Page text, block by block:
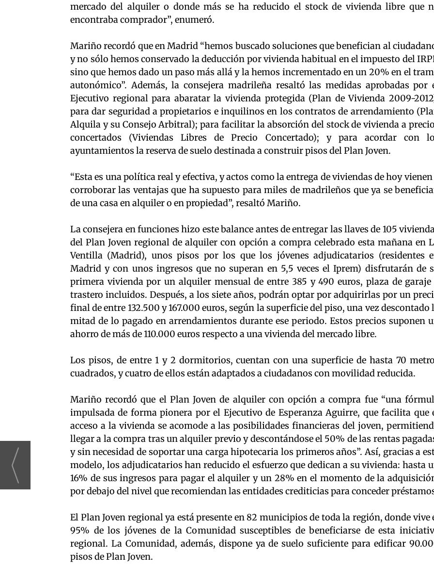
mercado del alquiler o donde más se ha reducido el stock de vivienda libre que
encontraba comprador”, enumeró.
Mariño recordó que en Madrid “hemos buscado soluciones que benefician al
y no sólo hemos conservado la deducción por vivienda habitual en el impuesto del
sino que hemos dado un paso más allá y la hemos incrementado en un 20% en el
autonómico”. Además, la consejera madrileña resaltó las medidas aprobadas por
Ejecutivo regional para abaratar la vivienda protegida (Plan de Vivienda 2009-
para dar seguridad a propietarios e inquilinos en los contratos de arrendamiento
Alquila y su Consejo Arbitral); para facilitar la absorción del stock de vivienda a
concertados (Viviendas Libres de Precio Concertado); y para acordar con
ayuntamientos la reserva de suelo destinada a construir pisos del Plan Joven.
“Esta es una política real y efectiva, y actos como la entrega de viviendas de hoy vienen
corroborar las ventajas que ha supuesto para miles de madrileños que ya se
de una casa en alquiler o en propiedad”, resaltó Mariño.
La consejera en funciones hizo este balance antes de entregar las llaves de 105
del Plan Joven regional de alquiler con opción a compra celebrado esta mañana en
Ventilla (Madrid), unos pisos por los que los jóvenes adjudicatarios (residentes
Madrid y con unos ingresos que no superan en 5,5 veces el Iprem) disfrutarán de
primera vivienda por un alquiler mensual de entre 385 y 490 euros, plaza de garaje
trastero incluidos. Después, a los siete años, podrán optar por adquirirlas por un
final de entre 132.500 y 167.000 euros, según la superficie del piso, una vez descontado
mitad de lo pagado en arrendamientos durante ese periodo. Estos precios suponen
ahorro de más de 110.000 euros respecto a una vivienda del mercado libre.
Los pisos, de entre 1 y 2 dormitorios, cuentan con una superficie de hasta 70
cuadrados, y cuatro de ellos están adaptados a ciudadanos con movilidad reducida.
Mariño recordó que el Plan Joven de alquiler con opción a compra fue “una
impulsada de forma pionera por el Ejecutivo de Esperanza Aguirre, que facilita que
acceso a la vivienda se acomode a las posibilidades financieras del joven,
llegar a la compra tras un alquiler previo y descontándose el 50% de las rentas
y sin necesidad de soportar una carga hipotecaria los primeros años”. Así, gracias a
modelo, los adjudicatarios han reducido el esfuerzo que dedican a su vivienda: hasta
16% de sus ingresos para pagar el alquiler y un 28% en el momento de la
por debajo del nivel que recomiendan las entidades crediticias para conceder
El Plan Joven regional ya está presente en 82 municipios de toda la región, donde vive
95% de los jóvenes de la Comunidad susceptibles de beneficiarse de esta
regional. La Comunidad, además, dispone ya de suelo suficiente para edificar
pisos de Plan Joven.